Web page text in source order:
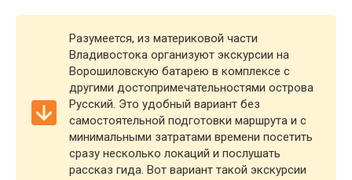
Разумеется, из материковой части
Владивостока организуют экскурсии на
Ворошиловскую батарею в комплексе с
другими достопримечательностями острова
Русский. Это удобный вариант без
самостоятельной подготовки маршрута и с
минимальными затратами времени посетить
сразу несколько локаций и послушать
рассказ гида. Вот вариант такой экскурсии